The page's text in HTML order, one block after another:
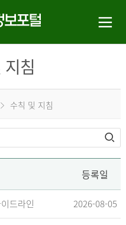
침
수칙 및 지침
등록일
드라인 2026-08-05